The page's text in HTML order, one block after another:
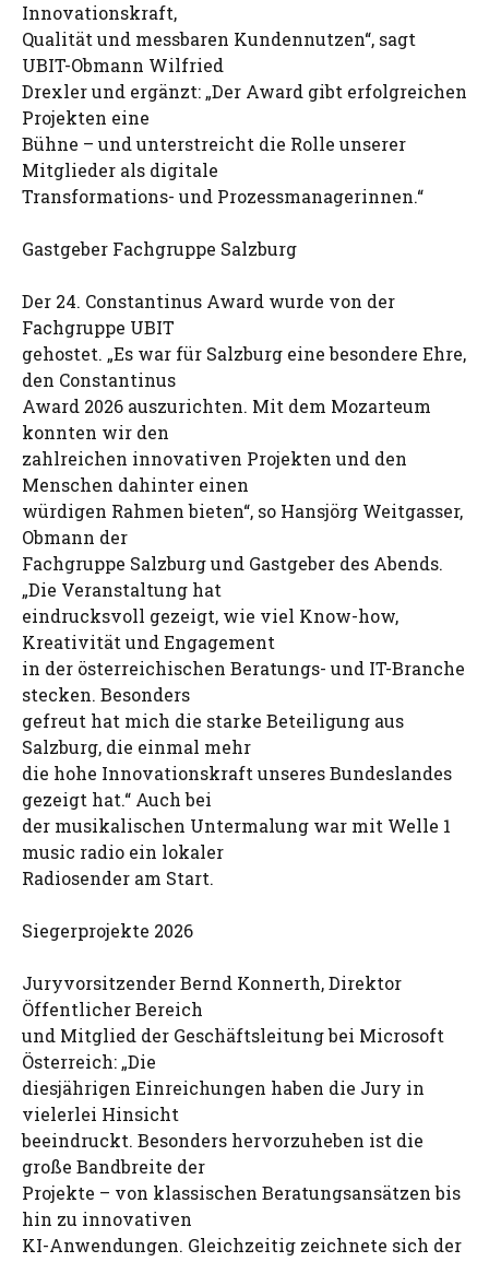
Innovationskraft,
Qualität und messbaren Kundennutzen“, sagt
UBIT-Obmann Wilfried
Drexler und ergänzt: „Der Award gibt erfolgreichen
Projekten eine
Bühne – und unterstreicht die Rolle unserer
Mitglieder als digitale
Transformations- und Prozessmanagerinnen.“
Gastgeber Fachgruppe Salzburg
Der 24. Constantinus Award wurde von der
Fachgruppe UBIT
gehostet. „Es war für Salzburg eine besondere Ehre,
den Constantinus
Award 2026 auszurichten. Mit dem Mozarteum
konnten wir den
zahlreichen innovativen Projekten und den
Menschen dahinter einen
würdigen Rahmen bieten“, so Hansjörg Weitgasser,
Obmann der
Fachgruppe Salzburg und Gastgeber des Abends.
„Die Veranstaltung hat
eindrucksvoll gezeigt, wie viel Know-how,
Kreativität und Engagement
in der österreichischen Beratungs- und IT-Branche
stecken. Besonders
gefreut hat mich die starke Beteiligung aus
Salzburg, die einmal mehr
die hohe Innovationskraft unseres Bundeslandes
gezeigt hat.“ Auch bei
der musikalischen Untermalung war mit Welle 1
music radio ein lokaler
Radiosender am Start.
Siegerprojekte 2026
Juryvorsitzender Bernd Konnerth, Direktor
Öffentlicher Bereich
und Mitglied der Geschäftsleitung bei Microsoft
Österreich: „Die
diesjährigen Einreichungen haben die Jury in
vielerlei Hinsicht
beeindruckt. Besonders hervorzuheben ist die
große Bandbreite der
Projekte – von klassischen Beratungsansätzen bis
hin zu innovativen
KI-Anwendungen. Gleichzeitig zeichnete sich der